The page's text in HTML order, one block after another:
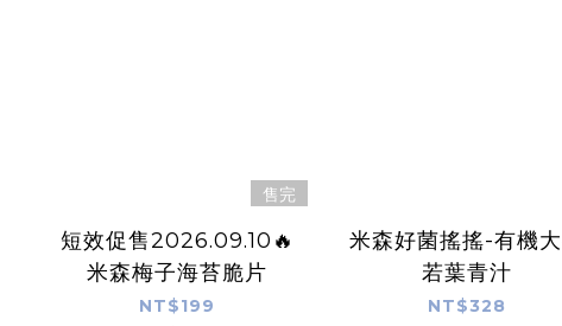
售完
短效促售2026.09.10🔥
米森梅子海苔脆片
NT$199
米森好菌搖搖-有機
若葉青汁
NT$328